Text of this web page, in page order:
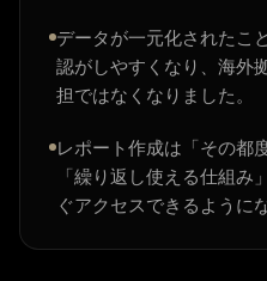
データが一元化されたこ
認がしやすくなり、海外
担ではなくなりました。
レポート作成は「その都
「繰り返し使える仕組
ぐアクセスできるように